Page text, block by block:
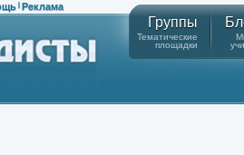
| Реклама
Группы
Тематические
площадки